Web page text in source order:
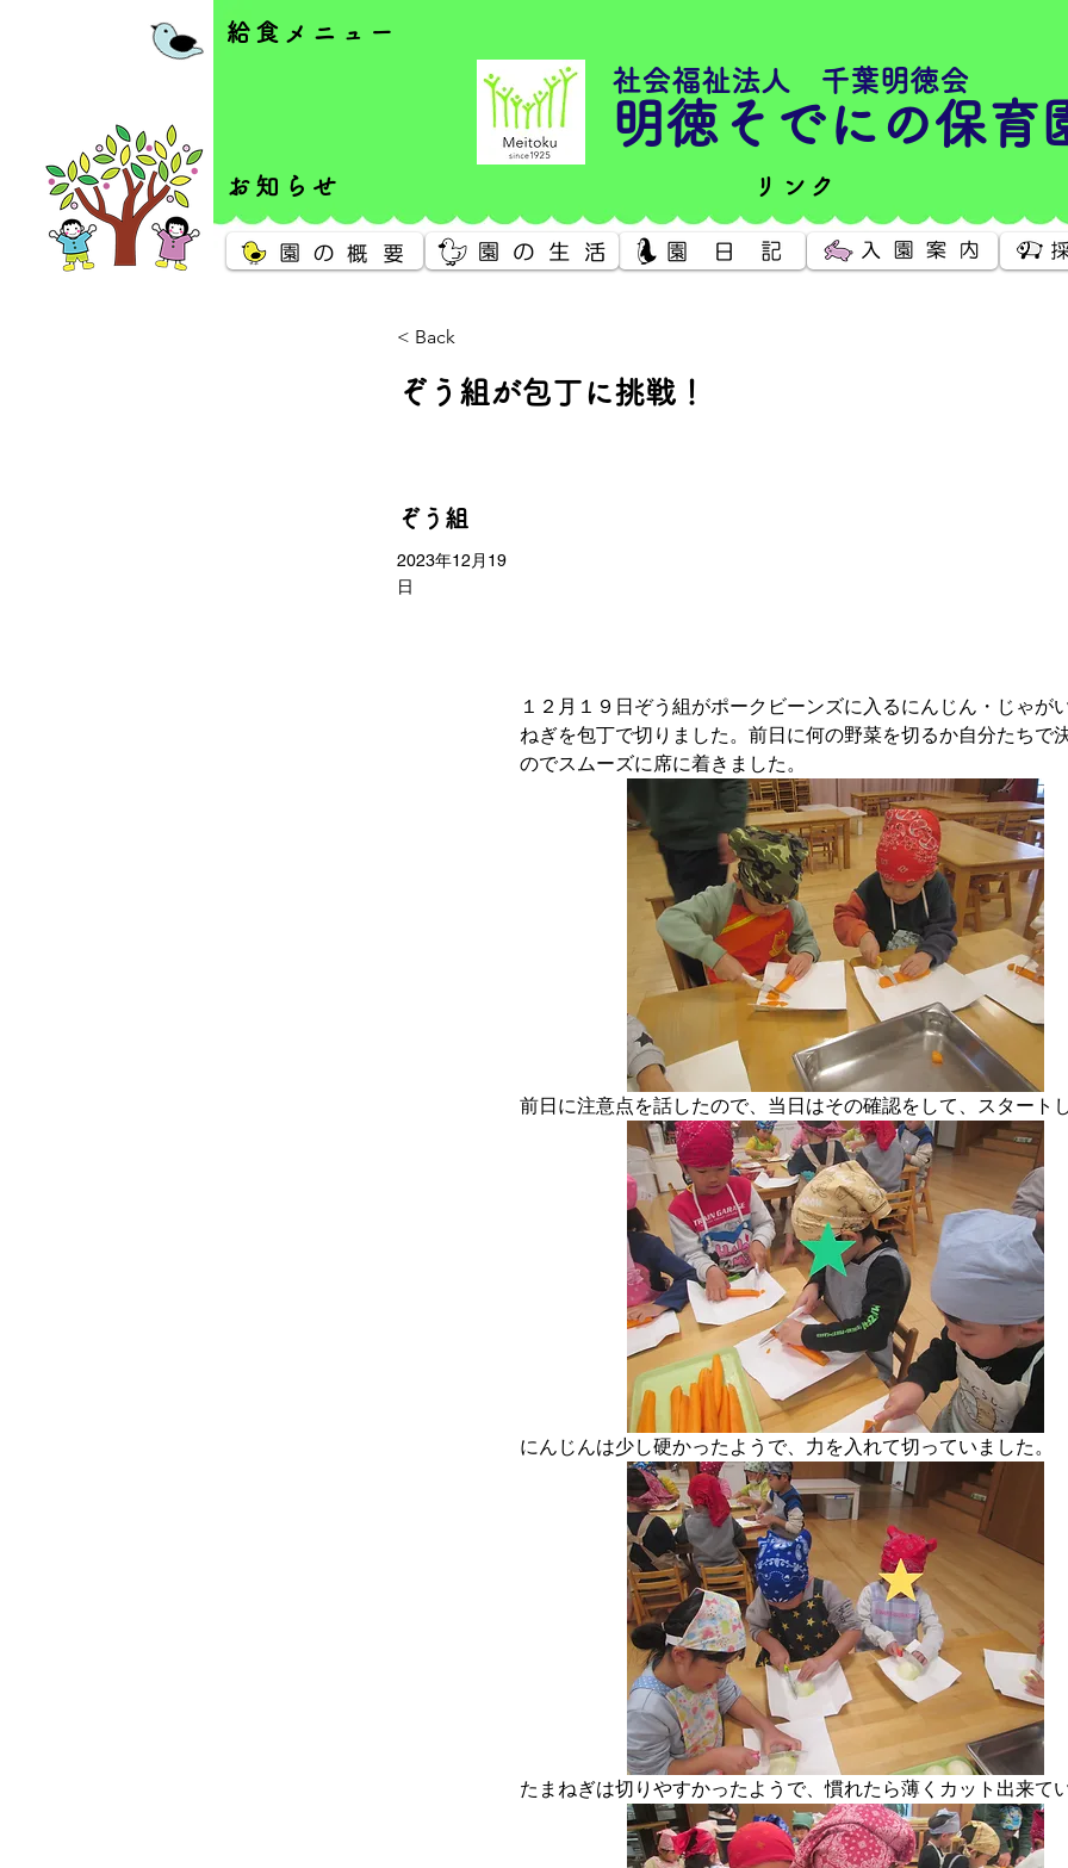
社会福祉法人 千葉明徳会
明徳そでにの保育
お知らせ
給食メニュー
リンク
< Back
ぞう組が包丁に挑戦！
ぞう組
2023年12月19
日
１２月１９日ぞう組がポークビーンズに入るにんじん・じゃが
ねぎを包丁で切りました。前日に何の野菜を切るか自分たちで
のでスムーズに席に着きました。
前日に注意点を話したので、当日はその確認をして、スタート
にんじんは少し硬かったようで、力を入れて切っていました。
たまねぎは切りやすかったようで、慣れたら薄くカット出来て